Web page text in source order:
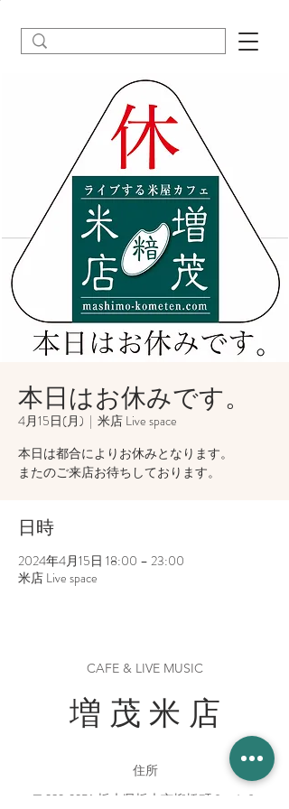
本日はお休みです。
4月15日(月)
  |
米店 Live space
本日は都合によりお休みとなります。
またのご来店お待ちしております。
日時
2024年4月15日 18:00 – 23:00
米店 Live space
CAFE & LIVE MUSIC
増 茂 米 店
住所
〒328-0051 栃木県栃木市柳橋町２−１３